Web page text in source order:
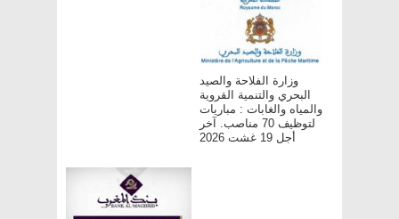
وزارة الفلاحة والصيد
البحري والتنمية القروية
والمياه والغابات : مباريات
لتوظيف 70 مناصب. آخر
أجل 19 غشت 2026